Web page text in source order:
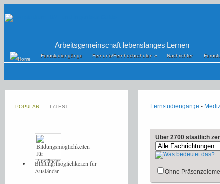
Arbeitsgemeinschaft lebenslanges Lernen
Fernstudiengänge Fernunis/Fernhochschulen » Nachrichten
Fernstudiengänge -
Über 2700 staatlich
Ohne
POPULAR LATEST
Bildungsmöglichkeiten für
Ausländer